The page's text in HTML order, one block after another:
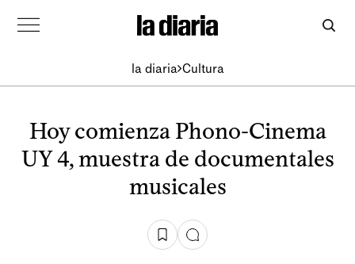
la diaria Cultura
Hoy comienza Phono-Cinema
UY 4, muestra de documentales
musicales